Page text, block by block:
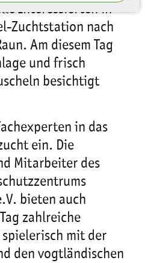
Interessierten in
Zuchtstation nach
Am diesem Tag
und frisch
besichtigt
in das
ein. Die
Mitarbeiter des
bieten auch
zahlreiche
mit der
den vogtländischen